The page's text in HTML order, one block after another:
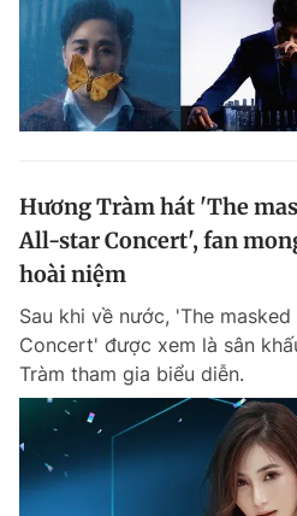
Hương Tràm hát 'The
All-star Concert', fan
hoài niệm
Sau khi về nước, 'The
Concert' được xem là sân
Tràm tham gia biểu diễn.